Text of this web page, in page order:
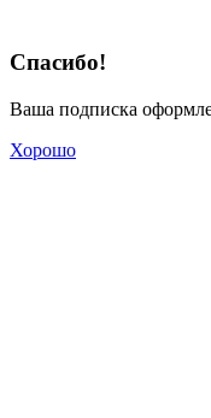
Спасибо!
Ваша подписка
Хорошо